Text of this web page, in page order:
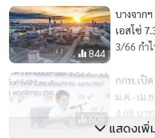
221 ล้านบาทในไตรมาส 3/2565 โดย
ขั้นต้นต่อหน่วยที่สูงขึ้นจากราคาน้ำ
ธรรมชาติที่ลดลงในไตรมาสนี้ ซึ่งรายไ
ผูกกับราคาน้ำมันเตา ในขณะที่ต้นทุ
ธรรมชาติ นอกจากนี้ บริษัทยังรับรู้ส่
จากโครงการบริหารจัดการท่าเทียบ
สินค้าเหลว (Thai Tank Terminal)
844
บางจาก
เอสโซ่
3/66 กำ
609
กกพ.เปิด
ม.ค.-เม.
4.68 บา
แสดงเพิ่